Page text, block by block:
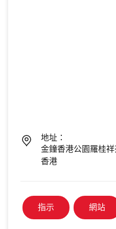
地址：
金鐘香港公園羅桂祥
香港
指示 網站